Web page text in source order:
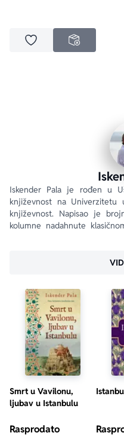
Dodaj u omiljeneNEDOSTUPNO
Iskender Pala je rođen u
književnost na Univerzitetu
književnost. Napisao je
kolumne nadahnute
Smrt u Vavilonu,
ljubav u Istanbulu
Rasprodato